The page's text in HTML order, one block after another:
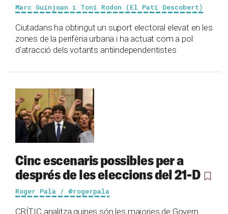
Marc Guinjoan i Toni Rodon (El Pati Descobert)
Ciutadans ha obtingut un suport electoral elevat en les
zones de la perifèria urbana i ha actuat com a pol
d'atracció dels votants antiindependentistes
Cinc escenaris possibles per a
després de les eleccions del 21-D
Roger Palà / @rogerpala
CRÍTIC analitza quines són les majories de Govern